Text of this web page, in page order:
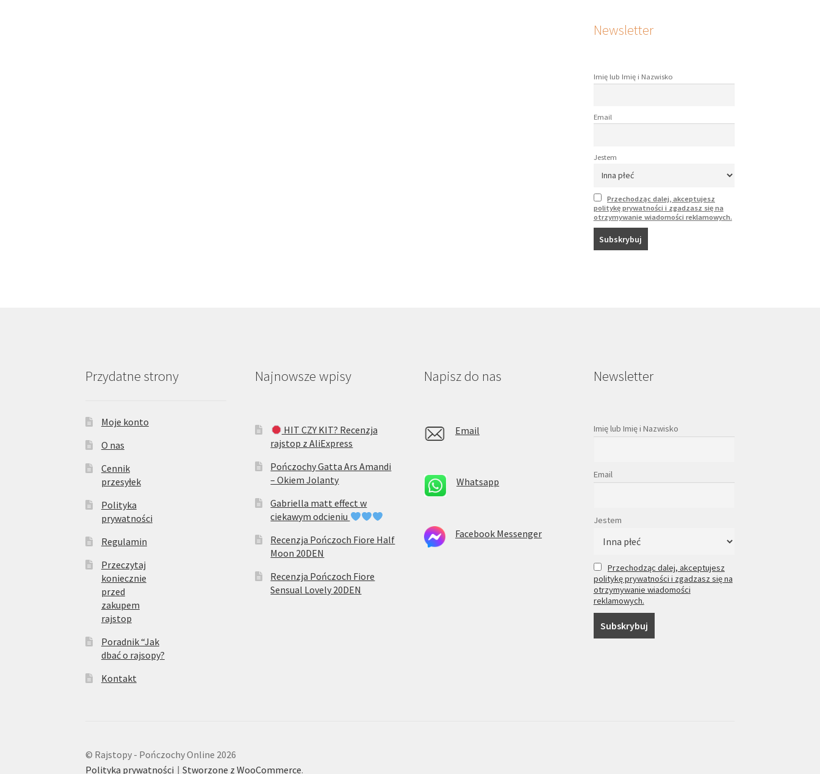
Newsletter
Imię lub Imię i Nazwisko
Email
Jestem
Przechodząc dalej, akceptujesz
politykę prywatności i zgadzasz się na
otrzymywanie wiadomości reklamowych.
Przydatne strony
Moje konto
O nas
Cennik
przesyłek
Polityka
prywatności
Regulamin
Przeczytaj
koniecznie
przed
zakupem
rajstop
Poradnik “Jak
dbać o rajsopy?
Kontakt
Najnowsze wpisy
HIT CZY KIT? Recenzja
rajstop z AliExpress
Pończochy Gatta Ars Amandi
– Okiem Jolanty
Gabriella matt effect w
ciekawym odcieniu
Recenzja Pończoch Fiore Half
Moon 20DEN
Recenzja Pończoch Fiore
Sensual Lovely 20DEN
Napisz do nas
Email
Whatsapp
Facebook Messenger
Newsletter
Imię lub Imię i Nazwisko
Email
Jestem
Przechodząc dalej, akceptujesz
politykę prywatności i zgadzasz się na
otrzymywanie wiadomości
reklamowych.
© Rajstopy - Pończochy Online 2026
Polityka prywatności
Stworzone z WooCommerce.